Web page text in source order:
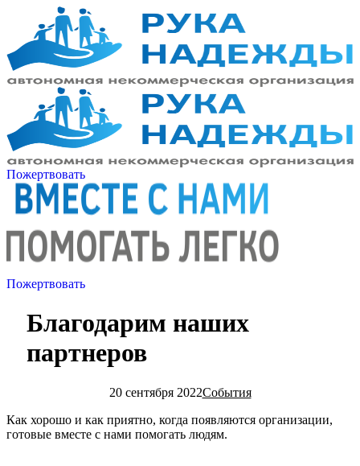
Пожертвовать
Пожертвовать
Благодарим наших
партнеров
20 сентября 2022События
Как хорошо и как приятно, когда появляются организации,
готовые вместе с нами помогать людям.